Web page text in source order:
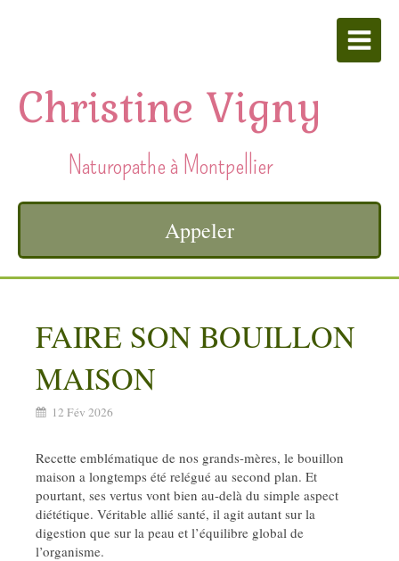
Christine Vigny
Naturopathe à Montpellier
Appeler
FAIRE SON BOUILLON
MAISON
12 Fév 2026
Recette emblématique de nos grands-mères, le bouillon
maison a longtemps été relégué au second plan. Et
pourtant, ses vertus vont bien au-delà du simple aspect
diététique. Véritable allié santé, il agit autant sur la
digestion que sur la peau et l’équilibre global de
l’organisme.